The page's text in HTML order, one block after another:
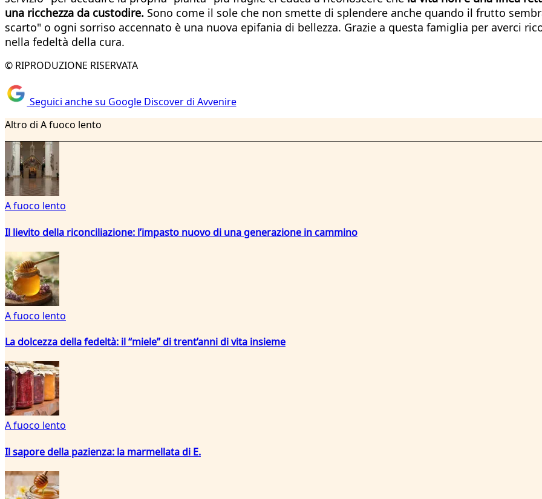
una ricchezza da custodire. Sono come il sole che non smette di splendere anche quando il frutto
scarto" o ogni sorriso accennato è una nuova epifania di bellezza. Grazie a questa famiglia per averci
nella fedeltà della cura.
© RIPRODUZIONE RISERVATA
Seguici anche su Google Discover di Avvenire
Altro di A fuoco lento
A fuoco lento
Il lievito della riconciliazione: l’impasto nuovo di una generazione in cammino
A fuoco lento
La dolcezza della fedeltà: il “miele” di trent’anni di vita insieme
A fuoco lento
Il sapore della pazienza: la marmellata di E.